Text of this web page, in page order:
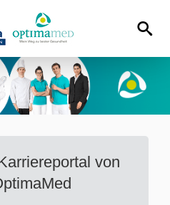
von